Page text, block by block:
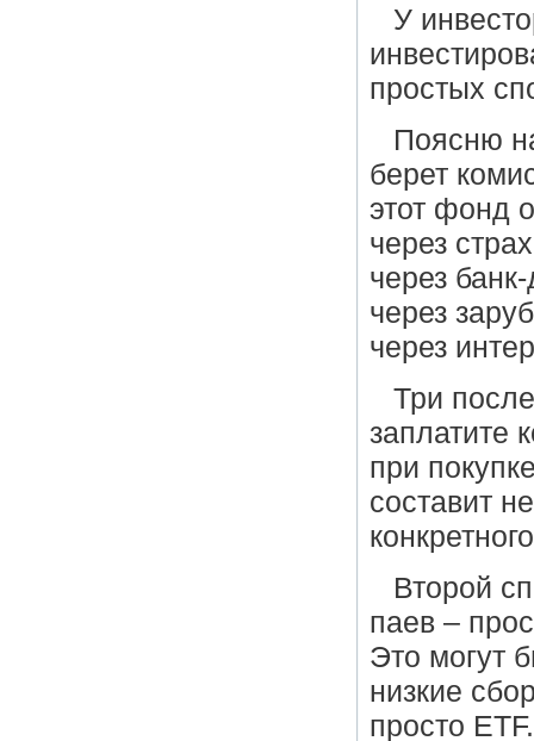
У
простых
Поясню
берет
этот фонд
через
через
через
через
Три
заплатите
при
составит
Второй
паев –
Это могут
низкие
просто